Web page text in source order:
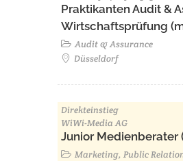
Praktikanten Audit &
Wirtschaftsprüfung
Audit & Assurance
Düsseldorf
Direkteinstieg
WiWi-Media AG
Junior
Marketing, Public